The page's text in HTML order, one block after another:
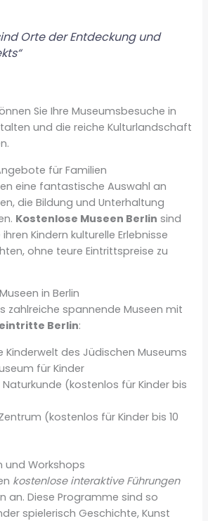
Orte der Entdeckung und
Sie Ihre Museumsbesuche in
und die reiche Kulturlandschaft
für Familien
eine fantastische Auswahl an
die Bildung und Unterhaltung
Kostenlose Museen Berlin sind
Kindern kulturelle Erlebnisse
ohne teure Eintrittspreise zu
in Berlin
zahlreiche spannende Museen mit
Berlin:
Kinderwelt des Jüdischen Museums
für Kinder
(kostenlos für Kinder bis
(kostenlos für Kinder bis 10
und Workshops
kostenlose interaktive Führungen
an. Diese Programme sind so
spielerisch Geschichte, Kunst